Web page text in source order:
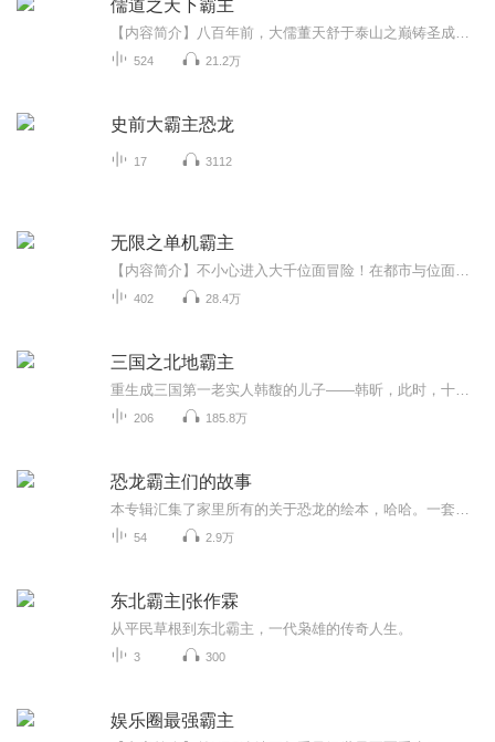
儒道之天下霸主
524 21.2万
史前大霸主恐龙
17 3112
无限之单机霸主
402 28.4万
三国之北地霸主
206 185.8万
恐龙霸主们的故事
54 2.9万
东北霸主|张作霖
从平民草根到东北霸主，一代枭雄的传奇人生。
3 300
娱乐圈最强霸主